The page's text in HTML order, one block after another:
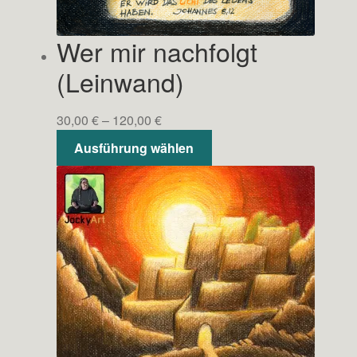
Wer mir nachfolgt
(Leinwand)
30,00 €– 120,00 €Preisspanne:
30,00 €
bis
120,00 €
Ausführung wählen
weist
mehrere
Varianten
auf.
Die
Optionen
können
auf
der